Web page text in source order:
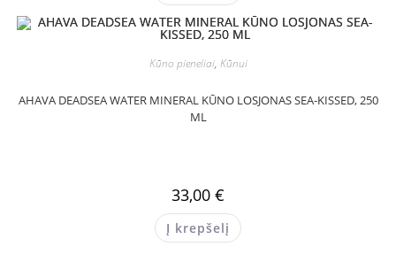
Kūno pieneliai, Kūnui
AHAVA DEADSEA WATER MINERAL KŪNO LOSJONAS SEA-KISSED, 250
ML
33,00 €
Į krepšelį